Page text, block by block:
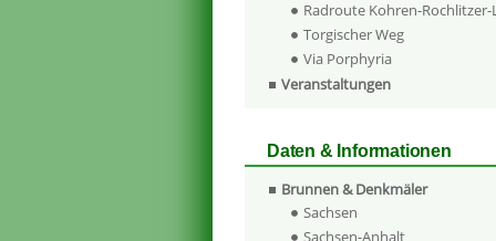
Radroute Kohren-Rochlitzer-
Torgischer Weg
Via Porphyria
Veranstaltungen
Daten & Informationen
Brunnen & Denkmäler
Sachsen
Sachsen-Anhalt